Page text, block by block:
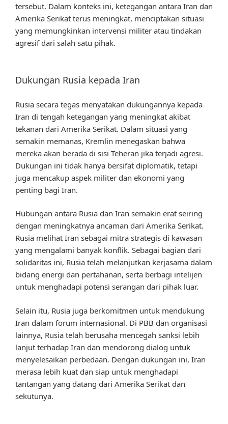
tersebut. Dalam konteks ini, ketegangan antara Iran dan
Amerika Serikat terus meningkat, menciptakan situasi
yang memungkinkan intervensi militer atau tindakan
agresif dari salah satu pihak.
Dukungan Rusia kepada Iran
Rusia secara tegas menyatakan dukungannya kepada
Iran di tengah ketegangan yang meningkat akibat
tekanan dari Amerika Serikat. Dalam situasi yang
semakin memanas, Kremlin menegaskan bahwa
mereka akan berada di sisi Teheran jika terjadi agresi.
Dukungan ini tidak hanya bersifat diplomatik, tetapi
juga mencakup aspek militer dan ekonomi yang
penting bagi Iran.
Hubungan antara Rusia dan Iran semakin erat seiring
dengan meningkatnya ancaman dari Amerika Serikat.
Rusia melihat Iran sebagai mitra strategis di kawasan
yang mengalami banyak konflik. Sebagai bagian dari
solidaritas ini, Rusia telah melanjutkan kerjasama dalam
bidang energi dan pertahanan, serta berbagi intelijen
untuk menghadapi potensi serangan dari pihak luar.
Selain itu, Rusia juga berkomitmen untuk mendukung
Iran dalam forum internasional. Di PBB dan organisasi
lainnya, Rusia telah berusaha mencegah sanksi lebih
lanjut terhadap Iran dan mendorong dialog untuk
menyelesaikan perbedaan. Dengan dukungan ini, Iran
merasa lebih kuat dan siap untuk menghadapi
tantangan yang datang dari Amerika Serikat dan
sekutunya.